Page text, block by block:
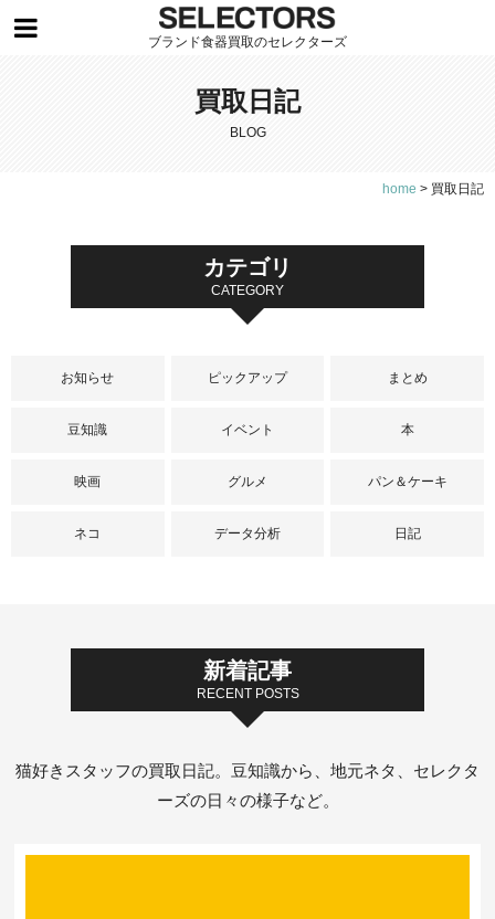
ブランド食器買取のセレクターズ
買取日記
BLOG
home > 買取日記
カテゴリ
CATEGORY
お知らせ ピックアップ まとめ
豆知識 イベント 本
映画 グルメ パン＆ケーキ
ネコ データ分析 日記
新着記事
RECENT POSTS
猫好きスタッフの買取日記。豆知識から、地元ネタ、セレクタ
ーズの日々の様子など。